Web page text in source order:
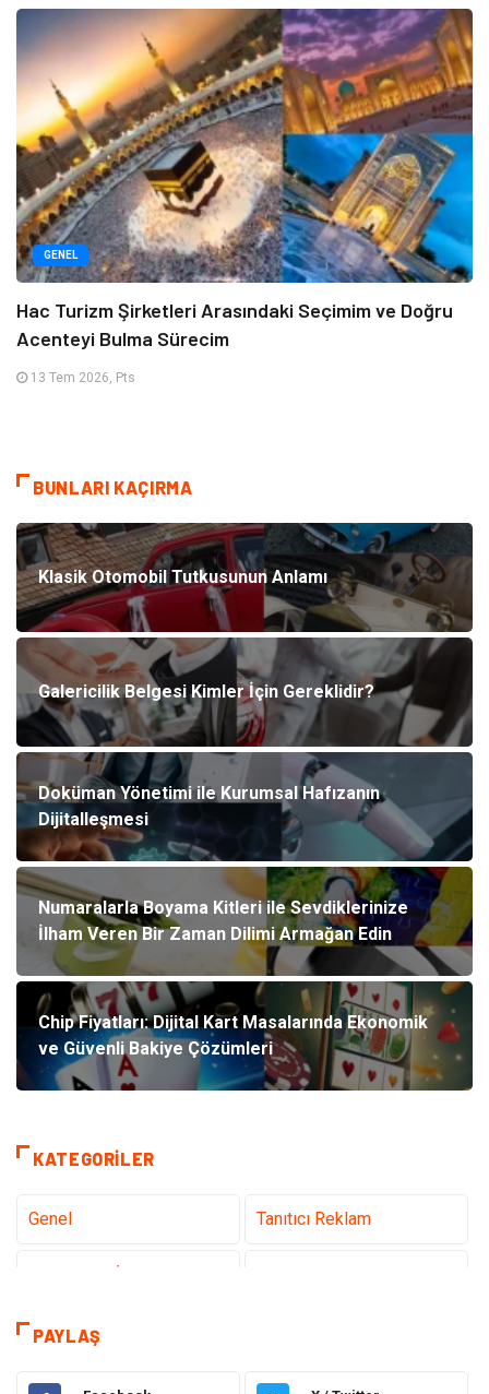
GENEL
Hac Turizm Şirketleri Arasındaki Seçimim ve Doğru
Acenteyi Bulma Sürecim
13 Tem 2026, Pts
BUNLARI KAÇIRMA
Klasik Otomobil Tutkusunun Anlamı
Galericilik Belgesi Kimler İçin Gereklidir?
Doküman Yönetimi ile Kurumsal Hafızanın
Dijitalleşmesi
Numaralarla Boyama Kitleri ile Sevdiklerinize
İlham Veren Bir Zaman Dilimi Armağan Edin
Chip Fiyatları: Dijital Kart Masalarında Ekonomik
ve Güvenli Bakiye Çözümleri
KATEGORILER
Genel Tanıtıcı Reklam
teknoloji
Hukuk Giyim
PAYLAŞ